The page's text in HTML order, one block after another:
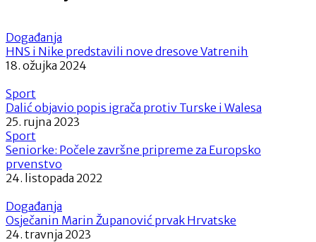
Događanja
HNS i Nike predstavili nove dresove Vatrenih
18. ožujka 2024
Sport
Dalić objavio popis igrača protiv Turske i Walesa
25. rujna 2023
Sport
Seniorke: Počele završne pripreme za Europsko
prvenstvo
24. listopada 2022
Događanja
Osječanin Marin Županović prvak Hrvatske
24. travnja 2023